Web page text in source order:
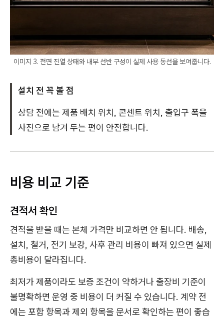
이미지 3. 전면 진열 상태와 내부 선반 구성이 실제 사용 동선을 보여줍니다.
설치 전 꼭 볼 점
상담 전에는 제품 배치 위치, 콘센트 위치, 출입구 폭을
사진으로 남겨 두는 편이 안전합니다.
비용 비교 기준
견적서 확인
견적을 받을 때는 본체 가격만 비교하면 안 됩니다. 배송,
설치, 철거, 전기 보강, 사후 관리 비용이 빠져 있으면 실제
총비용이 달라집니다.
최저가 제품이라도 보증 조건이 약하거나 출장비 기준이
불명확하면 운영 중 비용이 더 커질 수 있습니다. 계약 전
에는 포함 항목과 제외 항목을 문서로 확인하는 편이 좋습